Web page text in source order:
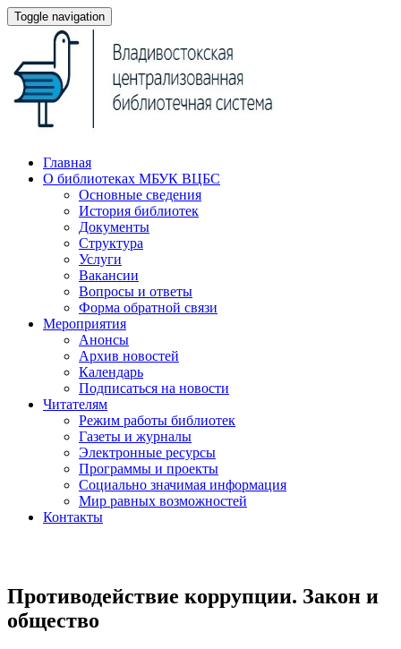
Toggle navigation
Главная
О библиотеках МБУК ВЦБС
Основные сведения
История библиотек
Документы
Структура
Услуги
Вакансии
Вопросы и ответы
Форма обратной связи
Мероприятия
Анонсы
Архив новостей
Календарь
Подписаться на новости
Читателям
Режим работы библиотек
Газеты и журналы
Электронные ресурсы
Программы и проекты
Социально значимая информация
Мир равных возможностей
Контакты
Противодействие коррупции. Закон и
общество